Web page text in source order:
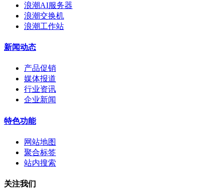
浪潮AI服务器
浪潮交换机
浪潮工作站
新闻动态
产品促销
媒体报道
行业资讯
企业新闻
特色功能
网站地图
聚合标签
站内搜索
关注我们